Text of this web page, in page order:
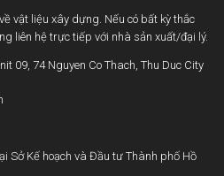
vật liệu xây dựng. Nếu có bất kỳ thắc
liên hệ trực tiếp với nhà sản xuất/đại lý.
09, 74 Nguyen Co Thach, Thu Duc City
Sở Kế hoạch và Đầu tư Thành phố Hồ